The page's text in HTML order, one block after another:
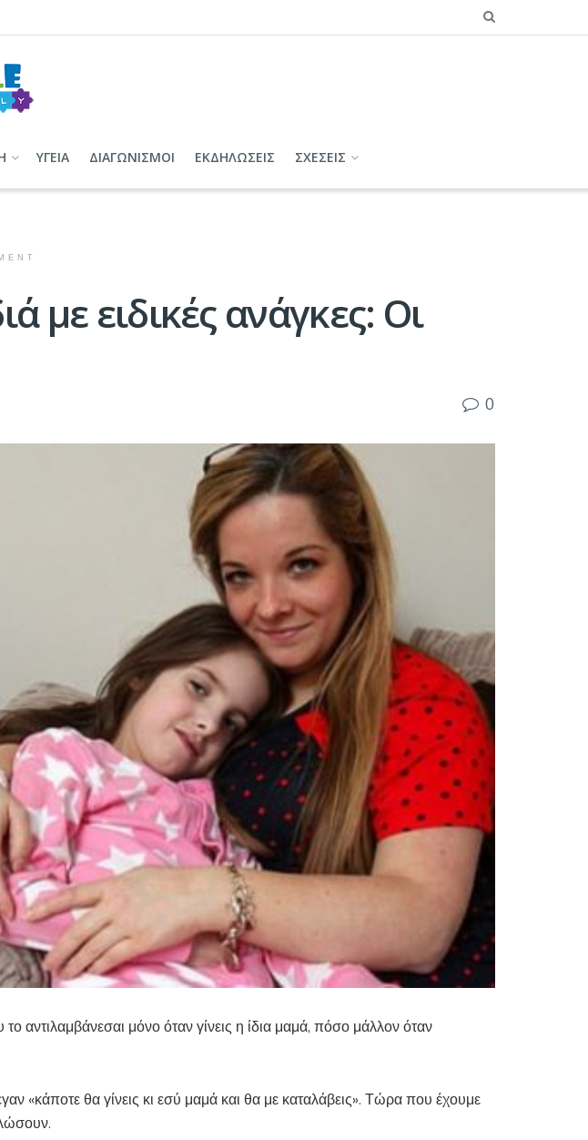
ΥΓΕΙΑ ΔΙΑΓΩΝΙΣΜΟΙ ΕΚΔΗΛΩΣΕΙΣ ΣΧΕΣΕΙΣ
με ειδικές ανάγκες: Οι
0
αντιλαμβάνεσαι μόνο όταν γίνεις η ίδια μαμά, πόσο μάλλον όταν
«κάποτε θα γίνεις κι εσύ μαμά και θα με καταλάβεις». Τώρα που έχουμε